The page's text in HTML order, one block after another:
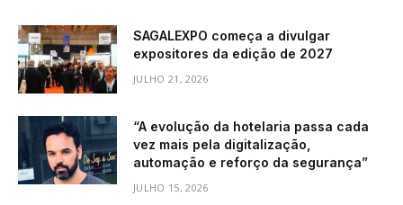
SAGALEXPO começa a divulgar
expositores da edição de 2027
JULHO 21, 2026
“A evolução da hotelaria passa cada
vez mais pela digitalização,
automação e reforço da segurança”
JULHO 15, 2026